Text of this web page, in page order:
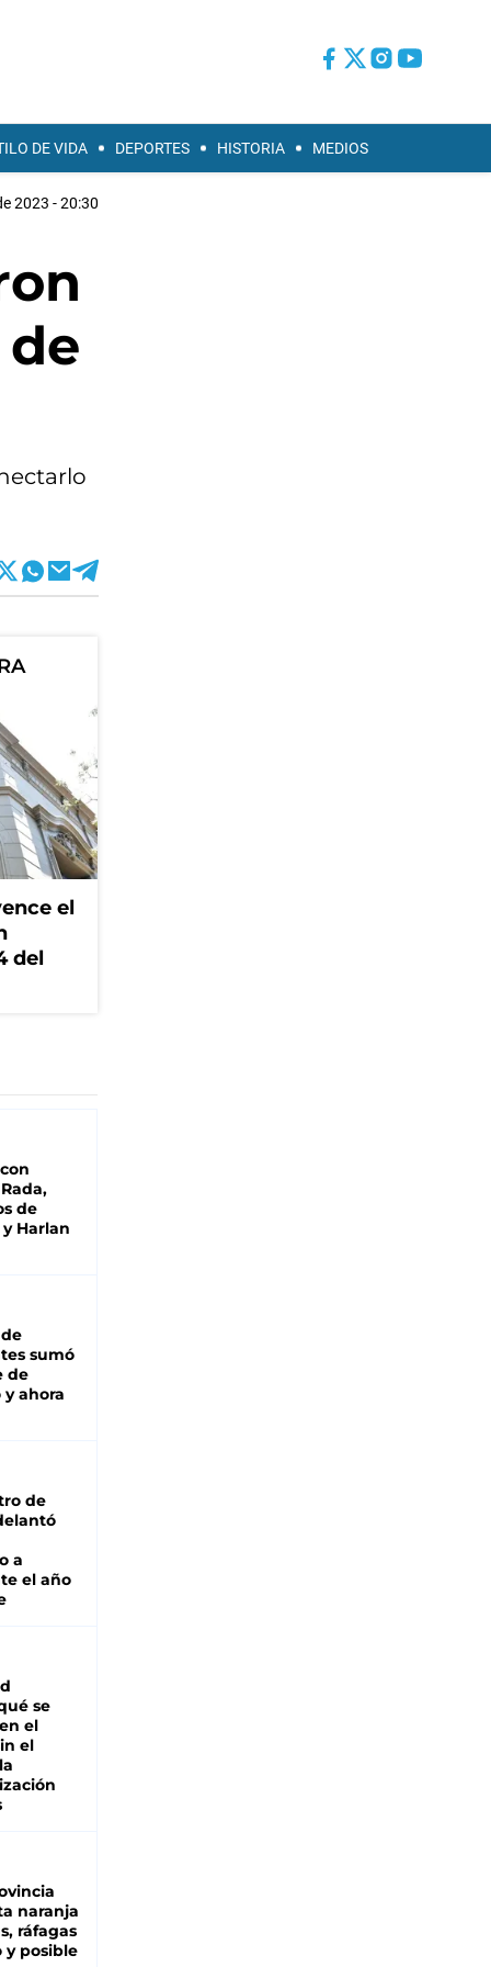
DE VIDA DEPORTES HISTORIA MEDIOS
2023 - 20:30
el
del
de
Harlan
sumó
de
y ahora
de
a
el año
se
el
el
naranja
ráfagas
y posible